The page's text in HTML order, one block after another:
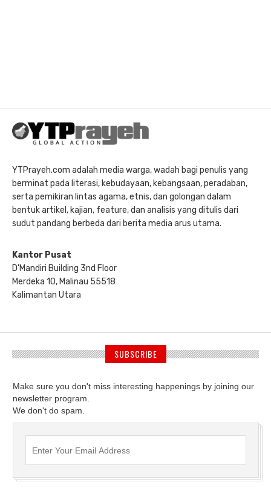
YTPrayeh.com adalah media warga, wadah bagi penulis yang
berminat pada literasi, kebudayaan, kebangsaan, peradaban,
serta pemikiran lintas agama, etnis, dan golongan dalam
bentuk artikel, kajian, feature, dan analisis yang ditulis dari
sudut pandang berbeda dari berita media arus utama.
Kantor Pusat
D'Mandiri Building 3nd Floor
Merdeka 10, Malinau 55518
Kalimantan Utara
SUBSCRIBE
Make sure you don't miss interesting happenings by joining our
newsletter program.
We don't do spam.